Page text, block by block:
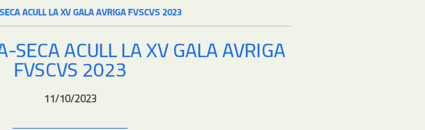
ACULL LA XV GALA AVRIGA FVSCVS 2023
SECA ACULL LA XV GALA AVRIGA
FVSCVS 2023
11/10/2023